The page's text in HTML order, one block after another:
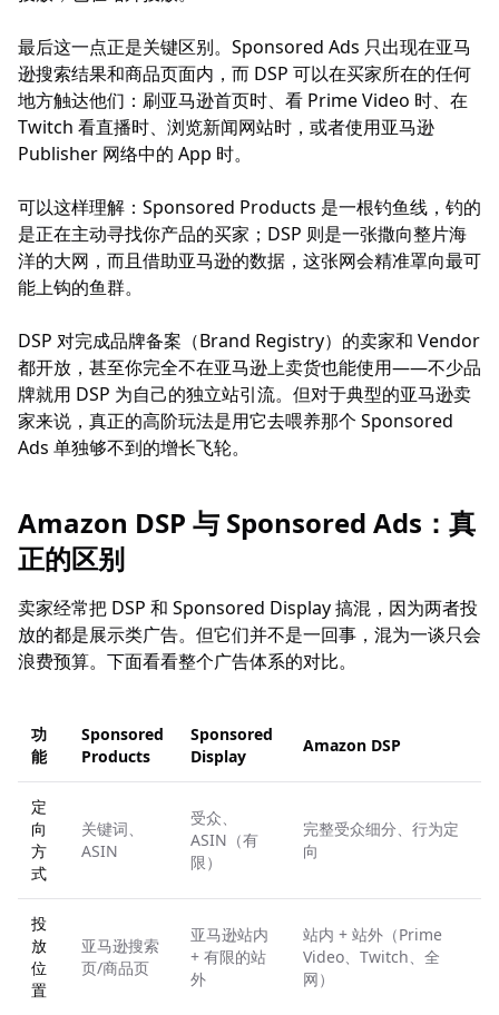
最后这一点正是关键区别。Sponsored Ads 只出现在亚马
逊搜索结果和商品页面内，而 DSP 可以在买家所在的任何
地方触达他们：刷亚马逊首页时、看 Prime Video 时、在
Twitch 看直播时、浏览新闻网站时，或者使用亚马逊
Publisher 网络中的 App 时。
可以这样理解：Sponsored Products 是一根钓鱼线，钓的
是正在主动寻找你产品的买家；DSP 则是一张撒向整片海
洋的大网，而且借助亚马逊的数据，这张网会精准罩向最可
能上钩的鱼群。
DSP 对完成品牌备案（Brand Registry）的卖家和 Vendor
都开放，甚至你完全不在亚马逊上卖货也能使用——不少品
牌就用 DSP 为自己的独立站引流。但对于典型的亚马逊卖
家来说，真正的高阶玩法是用它去喂养那个 Sponsored
Ads 单独够不到的增长飞轮。
Amazon DSP 与 Sponsored Ads：真
正的区别
卖家经常把 DSP 和 Sponsored Display 搞混，因为两者投
放的都是展示类广告。但它们并不是一回事，混为一谈只会
浪费预算。下面看看整个广告体系的对比。
功
能
Sponsored
Products
Sponsored
Display
Amazon DSP
定
向
方
式
关键词、
ASIN
受众、
ASIN（有
限）
完整受众细分、行为定
向
投
放
位
置
亚马逊搜索
页/商品页
亚马逊站内
+ 有限的站
外
站内 + 站外（Prime
Video、Twitch、全
网）